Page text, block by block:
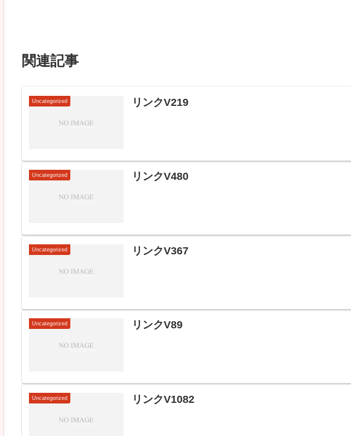
関連記事
Uncategorized リンクV219
Uncategorized リンクV480
Uncategorized リンクV367
Uncategorized リンクV89
Uncategorized リンクV1082